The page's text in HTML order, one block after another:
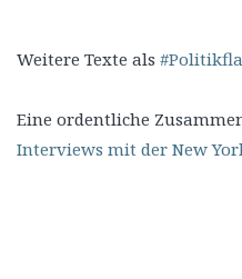
Weitere Texte als
Eine ordentliche
Interviews mit der New